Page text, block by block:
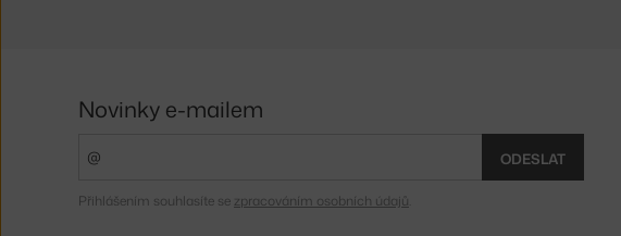
Novinky e-mailem
ODESLAT
Přihlášením souhlasíte se zpracováním osobních údajů